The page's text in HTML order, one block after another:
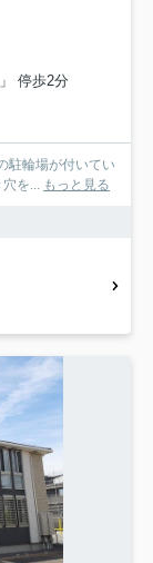
停歩2分
駐輪場が付いてい
を... もっと見る